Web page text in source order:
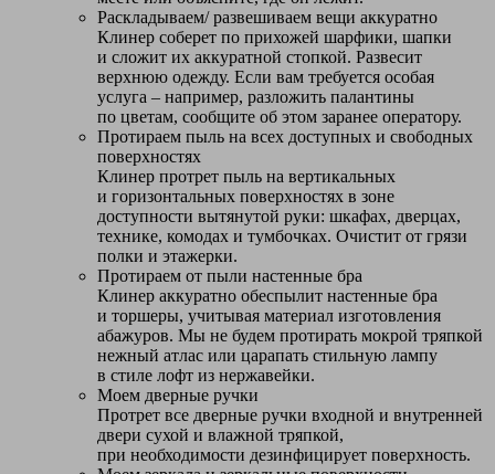
Раскладываем/ развешиваем вещи аккуратно
Клинер соберет по прихожей шарфики, шапки
и сложит их аккуратной стопкой. Развесит
верхнюю одежду. Если вам требуется особая
услуга – например, разложить палантины
по цветам, сообщите об этом заранее оператору.
Протираем пыль на всех доступных и свободных
поверхностях
Клинер протрет пыль на вертикальных
и горизонтальных поверхностях в зоне
доступности вытянутой руки: шкафах, дверцах,
технике, комодах и тумбочках. Очистит от грязи
полки и этажерки.
Протираем от пыли настенные бра
Клинер аккуратно обеспылит настенные бра
и торшеры, учитывая материал изготовления
абажуров. Мы не будем протирать мокрой тряпкой
нежный атлас или царапать стильную лампу
в стиле лофт из нержавейки.
Моем дверные ручки
Протрет все дверные ручки входной и внутренней
двери сухой и влажной тряпкой,
при необходимости дезинфицирует поверхность.